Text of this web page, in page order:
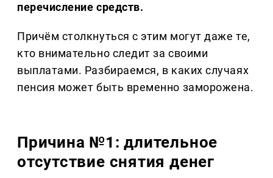
перечисление средств.
Причём столкнуться с этим могут даже те,
кто внимательно следит за своими
выплатами. Разбираемся, в каких случаях
пенсия может быть временно заморожена.
Причина №1: длительное
отсутствие снятия денег